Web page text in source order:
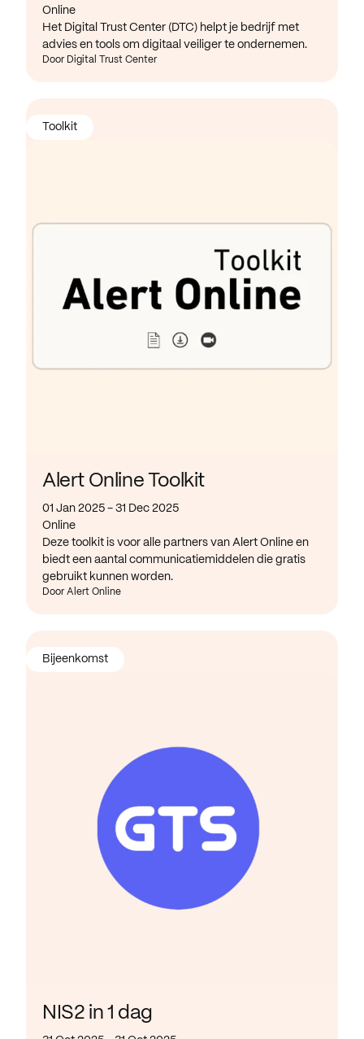
Online
Het Digital Trust Center (DTC) helpt je bedrijf met
advies en tools om digitaal veiliger te ondernemen.
Door Digital Trust Center
Alert Online Toolkit
01 Jan 2025 - 31 Dec 2025
Online
Deze toolkit is voor alle partners van Alert Online en
biedt een aantal communicatiemiddelen die gratis
gebruikt kunnen worden.
Door Alert Online
Toolkit
NIS2 in 1 dag
Bijeenkomst